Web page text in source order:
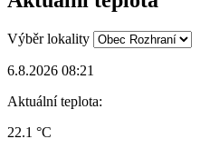
Výběr lokality
6.8.2026 08:21
Aktuální teplota:
22.1 °C